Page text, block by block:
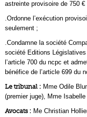
astreinte provisoire de 750 €
.Ordonne l’exécution
seulement ;
.Condamne la société
société Editions
l’article 700 du ncpc et
bénéfice de l’article 699 du
Le tribunal : Mme Odile
(premier juge), Mme
Avocats : Me Christian